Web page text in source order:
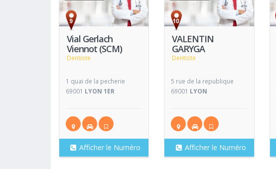
Vial Gerlach
Viennot (SCM)
Dentiste
Voir
1 quai de la pecherie
69001 LYON 1ER
Afficher le Numéro
VALENTIN
GARYGA
Dentiste
Voir
Fiche
5 rue de la republique
69001 LYON
Afficher le Numéro
Fiche